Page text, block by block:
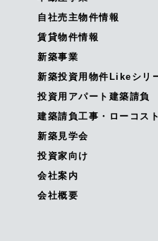
自社売主物件情報
賃貸物件情報
新築事業
新築投資用物件Likeシリ
投資用アパート建築請負
建築請負工事・ローコス
新築見学会
投資家向け
会社案内
会社概要